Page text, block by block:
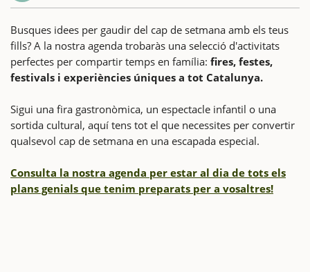
Busques idees per gaudir del cap de setmana amb els teus
fills? A la nostra agenda trobaràs una selecció d'activitats
perfectes per compartir temps en família: fires, festes,
festivals i experiències úniques a tot Catalunya.
Sigui una fira gastronòmica, un espectacle infantil o una
sortida cultural, aquí tens tot el que necessites per convertir
qualsevol cap de setmana en una escapada especial.
Consulta la nostra agenda per estar al dia de tots els
plans genials que tenim preparats per a vosaltres!